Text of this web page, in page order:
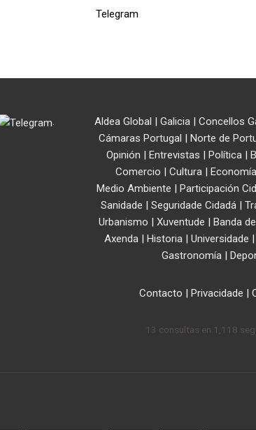
. Aldea Global Galicia| Concellos
Cámaras Portugal
Norte de
Opinión
Entrevistas Política|
Comercio
Cultura Economía
Medio Ambiente
Participación
Sanidade
Seguridade Cidadá
Urbanismo
Xuventude Banda
Axenda| Historia| Universidade
Gastronomía
Contacto Privacidade
13 consultas en 1,118